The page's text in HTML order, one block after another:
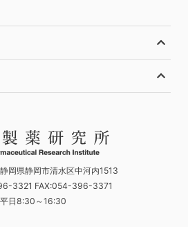
岡県静岡市清水区中河内1513
3321 FAX:054-396-3371
平日8:30～16:30